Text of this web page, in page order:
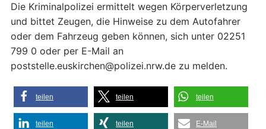
Die Kriminalpolizei ermittelt wegen Körperverletzung
und bittet Zeugen, die Hinweise zu dem Autofahrer
oder dem Fahrzeug geben können, sich unter 02251
799 0 oder per E-Mail an
poststelle.euskirchen@polizei.nrw.de zu melden.
teilen teilen teilen
teilen teilen E-Mail